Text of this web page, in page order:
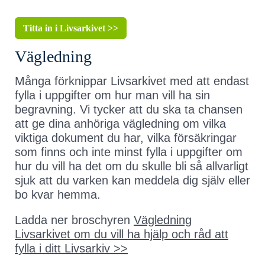
Titta in i Livsarkivet >>
Vägledning
Många förknippar Livsarkivet med att endast
fylla i uppgifter om hur man vill ha sin
begravning. Vi tycker att du ska ta chansen
att ge dina anhöriga vägledning om vilka
viktiga dokument du har, vilka försäkringar
som finns och inte minst fylla i uppgifter om
hur du vill ha det om du skulle bli så allvarligt
sjuk att du varken kan meddela dig själv eller
bo kvar hemma.
Ladda ner broschyren Vägledning
Livsarkivet om du vill ha hjälp och råd att
fylla i ditt Livsarkiv >>